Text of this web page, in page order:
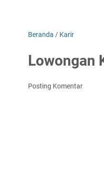
Beranda / Karir
Lowongan
Posting Komentar